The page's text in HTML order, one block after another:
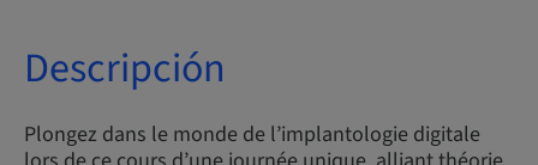
Descripción
Plongez dans le monde de l’implantologie digitale